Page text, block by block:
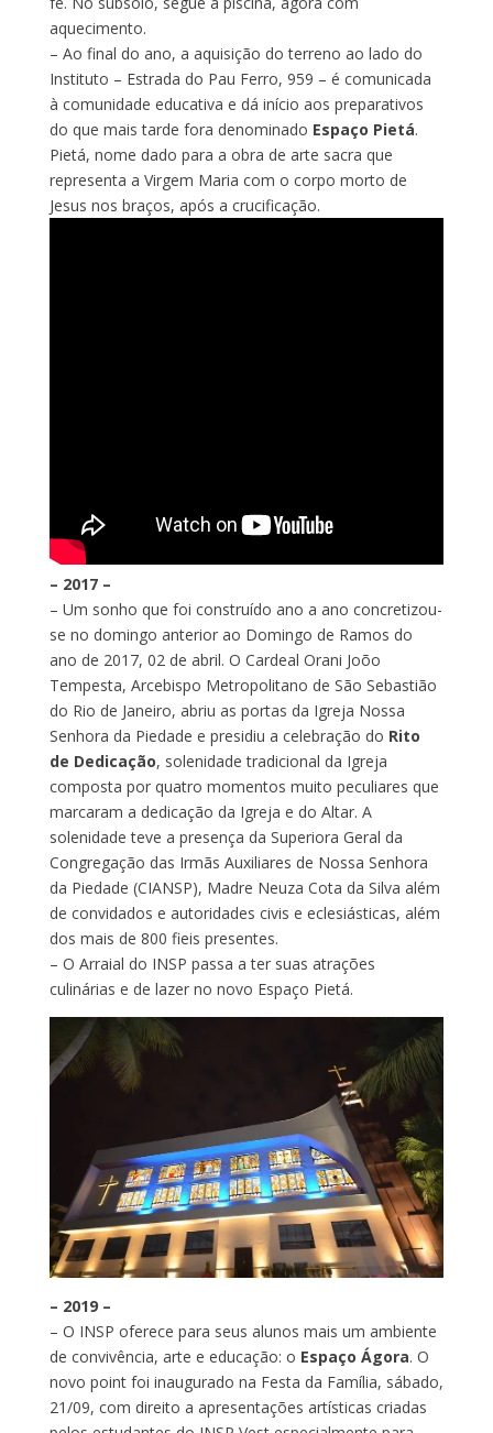
aquecimento.
– Ao final do ano, a aquisição do terreno ao lado do
Instituto – Estrada do Pau Ferro, 959 – é comunicada
à comunidade educativa e dá início aos preparativos
do que mais tarde fora denominado Espaço Pietá.
Pietá, nome dado para a obra de arte sacra que
representa a Virgem Maria com o corpo morto de
Jesus nos braços, após a crucificação.
– 2017 –
– Um sonho que foi construído ano a ano concretizou-
se no domingo anterior ao Domingo de Ramos do
ano de 2017, 02 de abril. O Cardeal Orani Joõo
Tempesta, Arcebispo Metropolitano de São Sebastião
do Rio de Janeiro, abriu as portas da Igreja Nossa
Senhora da Piedade e presidiu a celebração do Rito
de Dedicação, solenidade tradicional da Igreja
composta por quatro momentos muito peculiares que
marcaram a dedicação da Igreja e do Altar. A
solenidade teve a presença da Superiora Geral da
Congregação das Irmãs Auxiliares de Nossa Senhora
da Piedade (CIANSP), Madre Neuza Cota da Silva além
de convidados e autoridades civis e eclesiásticas, além
dos mais de 800 fieis presentes.
– O Arraial do INSP passa a ter suas atrações
culinárias e de lazer no novo Espaço Pietá.
– 2019 –
– O INSP oferece para seus alunos mais um ambiente
de convivência, arte e educação: o Espaço Ágora. O
novo point foi inaugurado na Festa da Família, sábado,
21/09, com direito a apresentações artísticas criadas